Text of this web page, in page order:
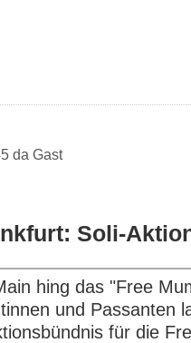
da Gast
Soli-
hing das "Free
und Passanten
für die